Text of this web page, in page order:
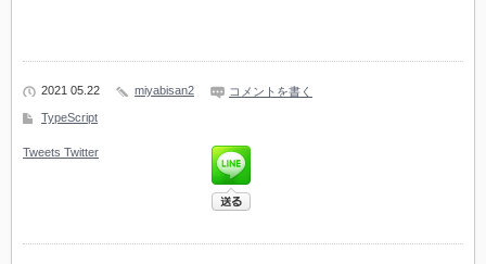
2021 05.22 miyabisan2
コメントを書く
TypeScript
Tweets Twitter